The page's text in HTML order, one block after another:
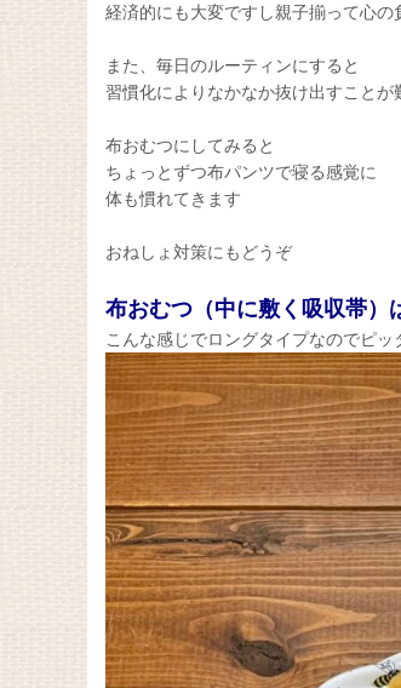
経済的にも大変ですし親子揃って心の
また、毎日のルーティンにすると
習慣化によりなかなか抜け出すことが
布おむつにしてみると
ちょっとずつ布パンツで寝る感覚に
体も慣れてきます
おねしょ対策にもどうぞ
布おむつ（中に敷く吸収帯）
こんな感じでロングタイプなのでピッ